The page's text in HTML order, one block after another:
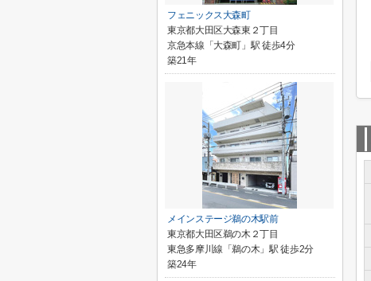
フェニックス大森町
東京都大田区大森東２丁目
京急本線「大森町」駅 徒歩4分
築21年
メインステージ鵜の木駅前
東京都大田区鵜の木２丁目
東急多摩川線「鵜の木」駅 徒歩2分
築24年